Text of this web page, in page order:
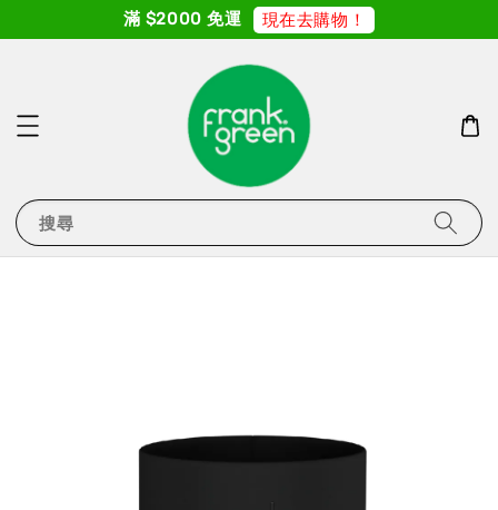
滿 $2000 免運 現在去購物！
搜尋